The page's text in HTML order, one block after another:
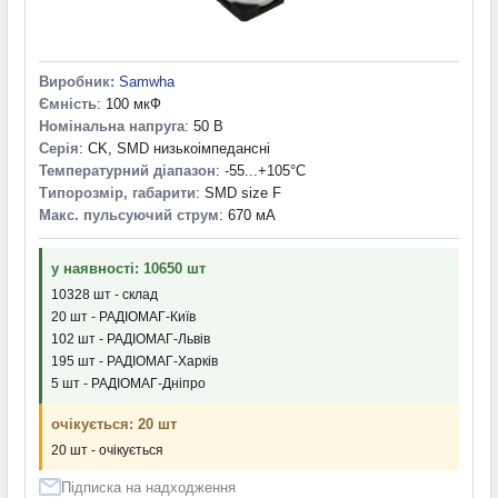
130 мА (0)
140 мА (0)
150 мА (0)
160 мА (0)
165 мА (0)
175 мА (0)
185 мА (0)
270 мА (0)
430 мА (0)
450 мА (0)
Виробник: Samwha
Ємність: 100 мкФ
Номінальна напруга: 50 В
Серія: CK, SMD низькоімпедансні
Температурний діапазон: -55...+105°С
Типорозмір, габарити: SMD size F
Макс. пульсуючий струм: 670 мА
у наявності: 10650 шт
10328 шт - склад
20 шт - РАДІОМАГ-Київ
102 шт - РАДІОМАГ-Львів
195 шт - РАДІОМАГ-Харків
5 шт - РАДІОМАГ-Дніпро
очікується: 20 шт
20 шт - очікується
Підписка на надходження